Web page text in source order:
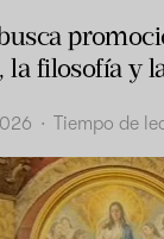
filosofía y
· Tiempo de